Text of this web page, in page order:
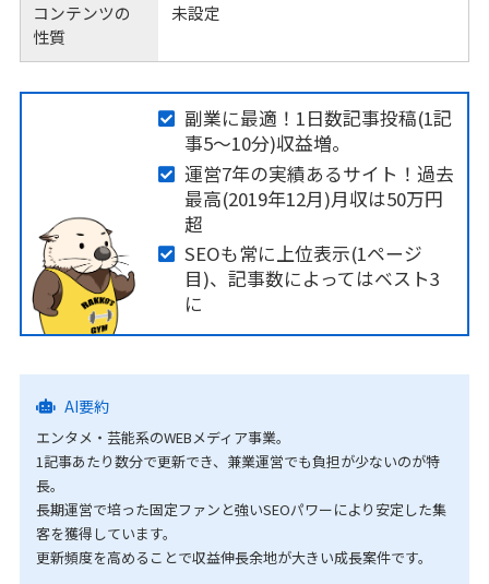
コンテンツの
性質
未設定
副業に最適！1日数記事投稿(1記
事5～10分)収益増。
運営7年の実績あるサイト！過去
最高(2019年12月)月収は50万円
超
SEOも常に上位表示(1ページ
目)、記事数によってはベスト3
に
AI要約
エンタメ・芸能系のWEBメディア事業。
1記事あたり数分で更新でき、兼業運営でも負担が少ないのが特
長。
長期運営で培った固定ファンと強いSEOパワーにより安定した集
客を獲得しています。
更新頻度を高めることで収益伸長余地が大きい成長案件です。